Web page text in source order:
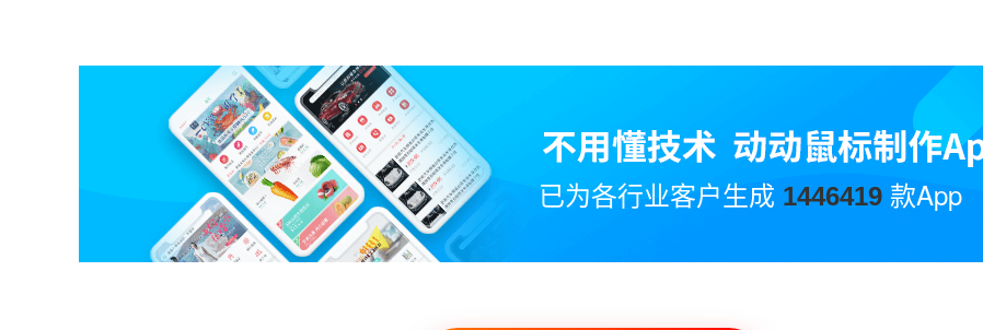
已为各行业客户生成 1446419 款App